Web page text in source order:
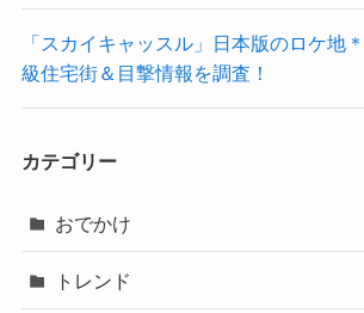
「スカイキャッスル」日本版のロケ地
級住宅街＆目撃情報を調査！
カテゴリー
おでかけ
トレンド